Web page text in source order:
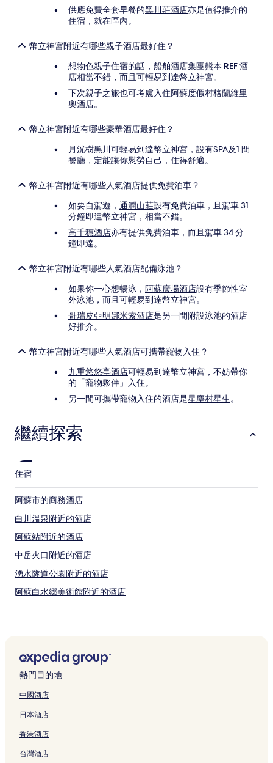
供應免費全套早餐的黑川莊酒店亦是值得推介的
住宿，就在區內。
幣立神宮附近有哪些親子酒店最好住？
想物色親子住宿的話， 船舶酒店集團熊本 REF 酒
店相當不錯，而且可輕易到達幣立神宮。
下次親子之旅也可考慮入住阿蘇度假村格蘭維里
奧酒店。
幣立神宮附近有哪些豪華酒店最好住？
月洸樹黑川可輕易到達幣立神宮，設有SPA及1 間
餐廳，定能讓你慰勞自己，住得舒適。
幣立神宮附近有哪些人氣酒店提供免費泊車？
如要自駕遊， 通潤山莊設有免費泊車，且駕車 31
分鐘即達幣立神宮，相當不錯。
高千穗酒店亦有提供免費泊車，而且駕車 34 分
鐘即達。
幣立神宮附近有哪些人氣酒店配備泳池？
如果你一心想暢泳， 阿蘇廣場酒店設有季節性室
外泳池，而且可輕易到達幣立神宮。
哥瑞皮亞明娜米索酒店是另一間附設泳池的酒店
好推介。
幣立神宮附近有哪些人氣酒店可攜帶寵物入住？
九重悠悠亭酒店可輕易到達幣立神宮，不妨帶你
的「寵物夥伴」入住。
另一間可攜帶寵物入住的酒店是星塵村星生。
繼續探索
住宿
阿蘇市的商務酒店
白川溫泉附近的酒店
阿蘇站附近的酒店
中岳火口附近的酒店
湧水隧道公園附近的酒店
阿蘇白水郷美術館附近的酒店
阿蘇市的日式旅館
菅浦瀑布附近的酒店
阿蘇牛奶牧場附近的酒店
阿蘇市的Spa 酒店
阿蘇猿猴劇場附近的酒店
阿蘇農場樂園附近的酒店
熱門目的地
中國酒店
日本酒店
香港酒店
台灣酒店